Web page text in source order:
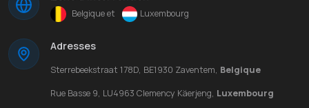
Belgique et Luxembourg
Adresses
Sterrebeekstraat 178D, BE1930 Zaventem, Belgique
Rue Basse 9, LU4963 Clemency Käerjeng, Luxembourg